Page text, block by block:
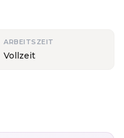
ARBEITSZEIT
Vollzeit